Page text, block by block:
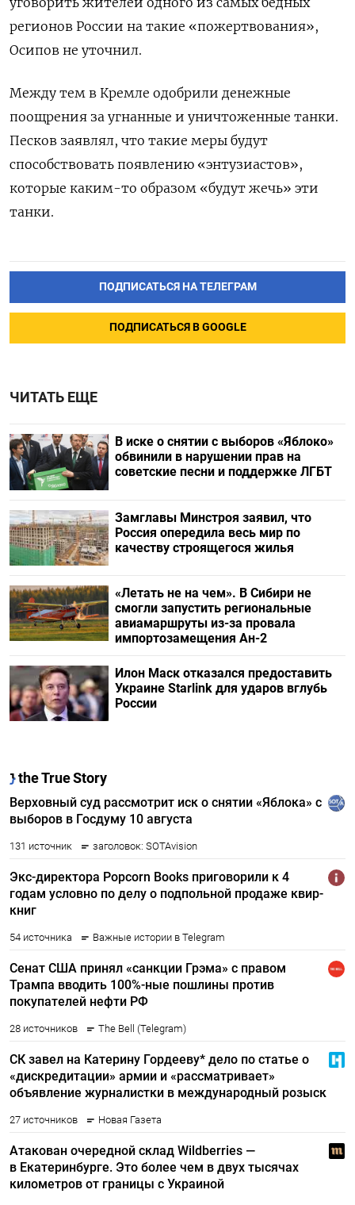
регионов России на такие «пожертвования»,
Осипов не уточнил.
Между тем в Кремле одобрили денежные
поощрения за угнанные и уничтоженные танки.
Песков заявлял, что такие меры будут
способствовать появлению «энтузиастов»,
которые каким-то образом «будут жечь» эти
танки.
ПОДПИСАТЬСЯ НА ТЕЛЕГРАМ
ПОДПИСАТЬСЯ В GOOGLE
ЧИТАТЬ ЕЩЕ
В иске о снятии с выборов «Яблоко»
обвинили в нарушении прав на
советские песни и поддержке ЛГБТ
Замглавы Минстроя заявил, что
Россия опередила весь мир по
качеству строящегося жилья
«Летать не на чем». В Сибири не
смогли запустить региональные
авиамаршруты из-за провала
импортозамещения Ан-2
Илон Маск отказался предоставить
Украине Starlink для ударов вглубь
России